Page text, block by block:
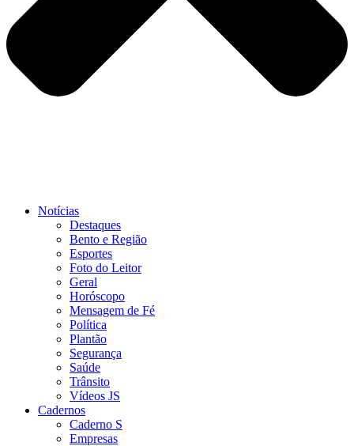
Notícias
Destaques
Bento e Região
Esportes
Foto do Leitor
Geral
Horóscopo
Mensagem de Fé
Política
Plantão
Segurança
Saúde
Trânsito
Vídeos JS
Cadernos
Caderno S
Empresas